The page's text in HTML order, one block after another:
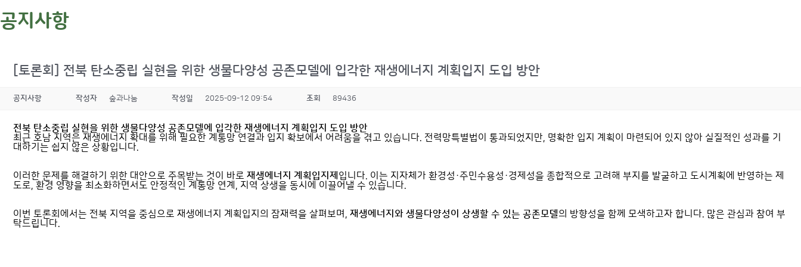
공지사항
[토론회] 전북 탄소중립 실현을 위한 생물다양성 공존모델에 입각한 재생에너지 계획입지 도입 방안
공지사항 작성자 숲과나눔 작성일 2025-09-12 09:54 조회 89436
전북 탄소중립 실현을 위한 생물다양성 공존모델에 입각한 재생에너지 계획입지 도입 방안
최근 호남 지역은 재생에너지 확대를 위해 필요한 계통망 연결과 입지 확보에서 어려움을 겪고 있습니다. 전력망특별법이 통과되었지만, 명확한 입지 계획이 마련되어 있지 않아 실질적인 성과를 기
대하기는 쉽지 않은 상황입니다.
이러한 문제를 해결하기 위한 대안으로 주목받는 것이 바로 재생에너지 계획입지제 입니다. 이는 지자체가 환경성·주민수용성·경제성을 종합적으로 고려해 부지를 발굴하고 도시계획에 반영하는 제
도로, 환경 영향을 최소화하면서도 안정적인 계통망 연계, 지역 상생을 동시에 이끌어낼 수 있습니다.
이번 토론회에서는 전북 지역을 중심으로 재생에너지 계획입지의 잠재력을 살펴보며, 재생에너지와 생물다양성이 상생할 수 있는 공존모델의 방향성을 함께 모색하고자 합니다. 많은 관심과 참여 부
탁드립니다.